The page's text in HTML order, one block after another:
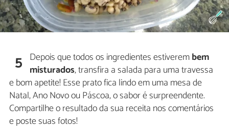
5 Depois que todos os ingredientes estiverembem
misturados, transfira a salada para uma travessa
e bom apetite! Esse prato fica lindo em uma mesa de
Natal, Ano Novo ou Páscoa, o sabor é surpreendente.
Compartilhe o resultado da sua receita nos comentários
e poste suas fotos!